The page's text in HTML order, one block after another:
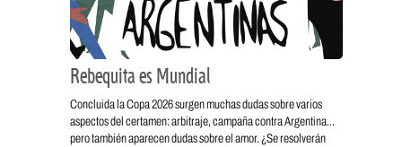
Rebequita es Mundial
Concluida la Copa 2026 surgen muchas dudas sobre varios
aspectos del certamen: arbitraje, campaña contra Argentina…
pero también aparecen dudas sobre el amor. ¿Se resolverán